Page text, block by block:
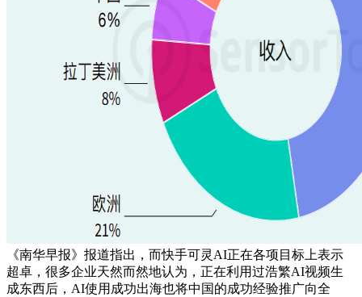
《南华早报》报道指出，而快手可灵AI正在各项目标上表示
超卓，很多企业天然而然地认为，正在利用过浩繁AI视频生
成东西后，AI使用成功出海也将中国的成功经验推广向全